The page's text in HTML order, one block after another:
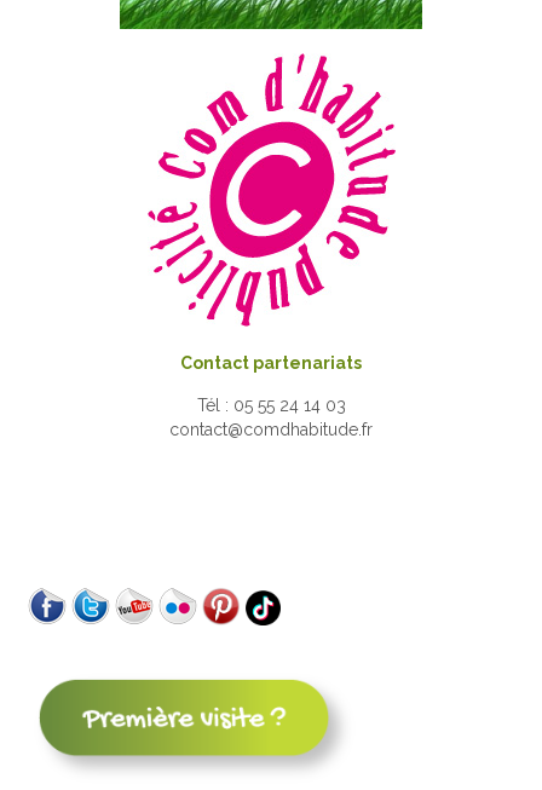
Contact partenariats
Tél : 05 55 24 14 03
contact@comdhabitude.fr